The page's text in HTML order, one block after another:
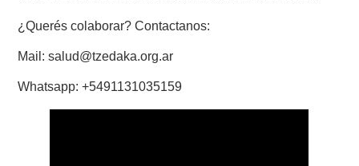
¿Querés colaborar? Contactanos:
Mail:salud@tzedaka.org.ar
Whatsapp: +5491131035159